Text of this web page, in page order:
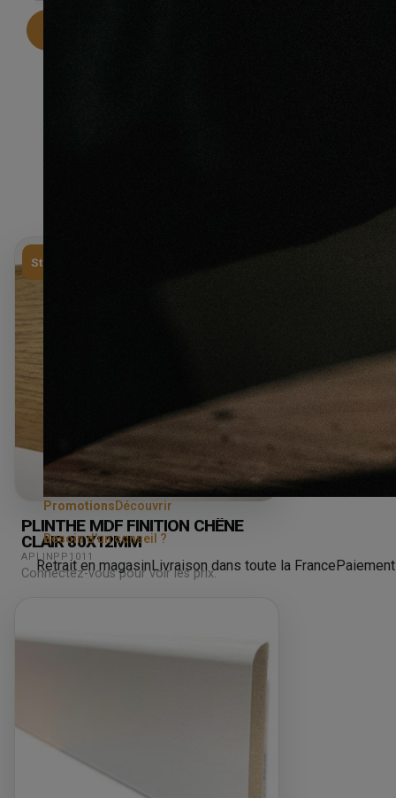
PromotionsDécouvrir
Besoin d'un conseil ?
Retrait en magasin Livraison dans toute la France
Stock limité
PLINTHE MDF FINITION CHÊNE
CLAIR 80X12MM
APLINPP1011
Connectez-vous pour voir les prix.